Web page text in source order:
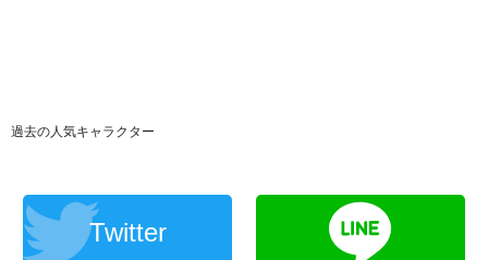
過去の人気キャラクター
Twitter